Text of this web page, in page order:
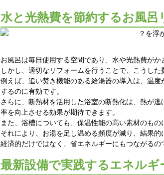
水と光熱費を節約するお風呂
お風呂は毎日使用する空間であり、水や光熱費がか
しかし、適切なリフォームを行うことで、こうした
例えば、追い焚き機能のある給湯器の導入は、温
するのに有効です。
さらに、断熱材を活用した浴室の断熱化は、熱が
率を向上させる効果が期待できます。
また、浴槽についても、保温性能の高い素材のも
それにより、お湯を足し温める頻度が減り、結果的
経済的だけではなく、省エネルギーにもつながるの
最新設備で実践するエネルギ